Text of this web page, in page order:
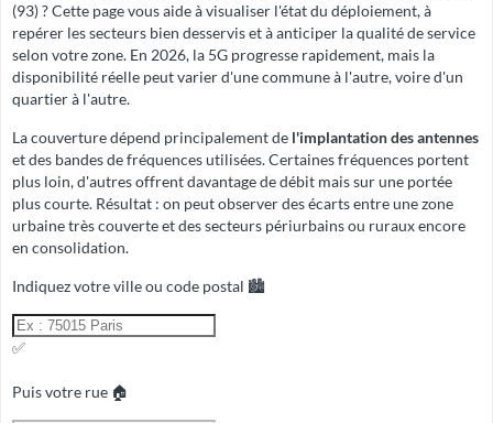
(93) ? Cette page vous aide à visualiser l'état du déploiement, à
repérer les secteurs bien desservis et à anticiper la qualité de service
selon votre zone. En 2026, la 5G progresse rapidement, mais la
disponibilité réelle peut varier d'une commune à l'autre, voire d'un
quartier à l'autre.
La couverture dépend principalement de l'implantation des antennes
et des bandes de fréquencesutilisées. Certaines fréquences portent
plus loin, d'autres offrent davantage de débit mais sur une portée
plus courte. Résultat : on peut observer des écarts entre une zone
urbaine très couverte et des secteurs périurbains ou ruraux encore
en consolidation.
Indiquez votre ville ou code postal 🏙️
✅
Puis votre rue 🏠